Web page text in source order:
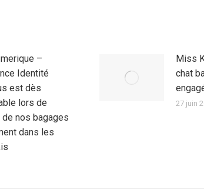
–
Identité
est dès
lors de
de nos bagages
dans les
Miss
chat
27 juin